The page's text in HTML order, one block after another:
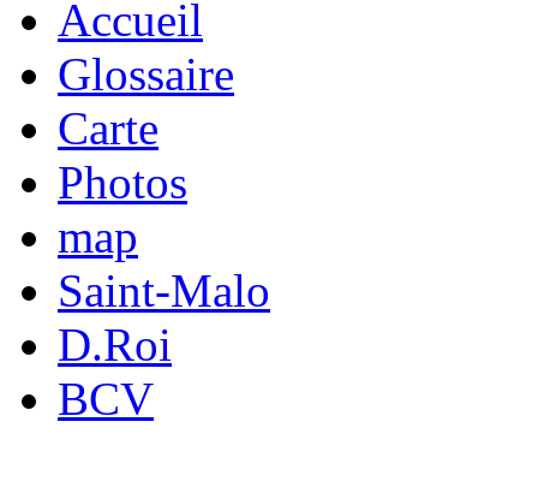
Accueil
Glossaire
Carte
Photos
map
Saint-Malo
D.Roi
BCV